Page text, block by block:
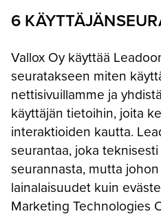
6
Vallox Oy käyttää
seuratakseen miten
nettisivuillamme ja
käyttäjän tietoihin, joita
interaktioiden kautta.
seurantaa, joka
seurannasta, mutta
lainalaisuudet kuin
Marketing Technologies